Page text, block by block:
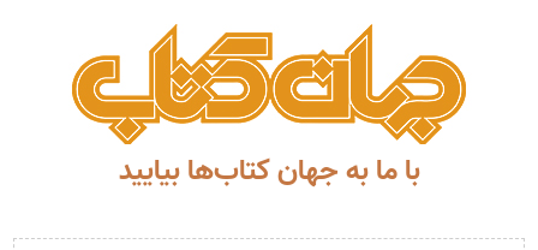
با ما به جهان کتاب‌ها بیایید